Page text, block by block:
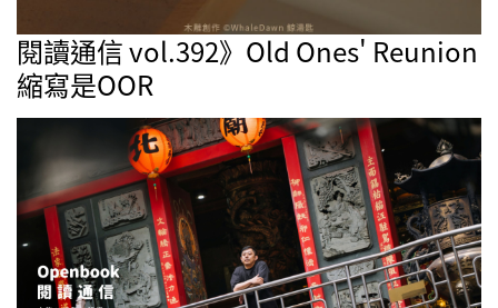
閱讀通信 vol.392》Old Ones' Reunion
縮寫是OOR